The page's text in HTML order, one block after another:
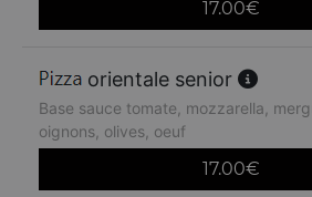
17.00€
orientale senior
Base sauce tomate, mozzarella,
oignons, olives, oeuf
17.00€